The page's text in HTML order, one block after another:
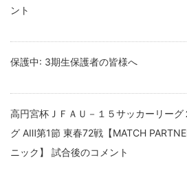
ント
保護中: 3期生保護者の皆様へ
高円宮杯ＪＦＡＵ－１５サッカーリー
グ AⅢ第1節 東春72戦【MATCH
ニック】 試合後のコメント